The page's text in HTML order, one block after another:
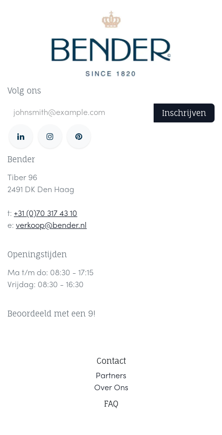
Volg ons
Inschrijven
Bender
Tiber 96
2491 DK Den Haag
t: +31 (0)70 317 43 10
e: verkoop@bender.nl
Openingstijden
Ma t/m do: 08:30 - 17:15
Vrijdag: 08:30 - 16:30
Beoordeeld met een 9!
Contact
Partners
Over Ons
FAQ